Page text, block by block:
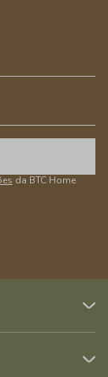
da BTC Home